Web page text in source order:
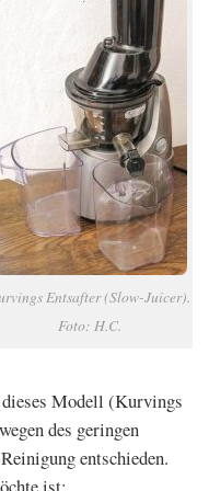
Entsafter (Slow-Juicer).
Foto: H.C.
Modell (Kurvings
des geringen
entschieden.